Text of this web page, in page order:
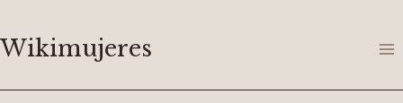
al
Wikimujeres